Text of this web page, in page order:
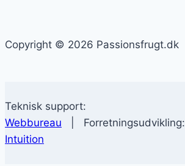
Copyright © 2026 Passionsfrugt.dk
Teknisk support:
Webbureau | Forretningsudvikling:
Intuition